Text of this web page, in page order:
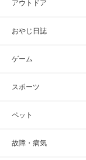
アウトドア
おやじ日誌
ゲーム
スポーツ
ペット
故障・病気